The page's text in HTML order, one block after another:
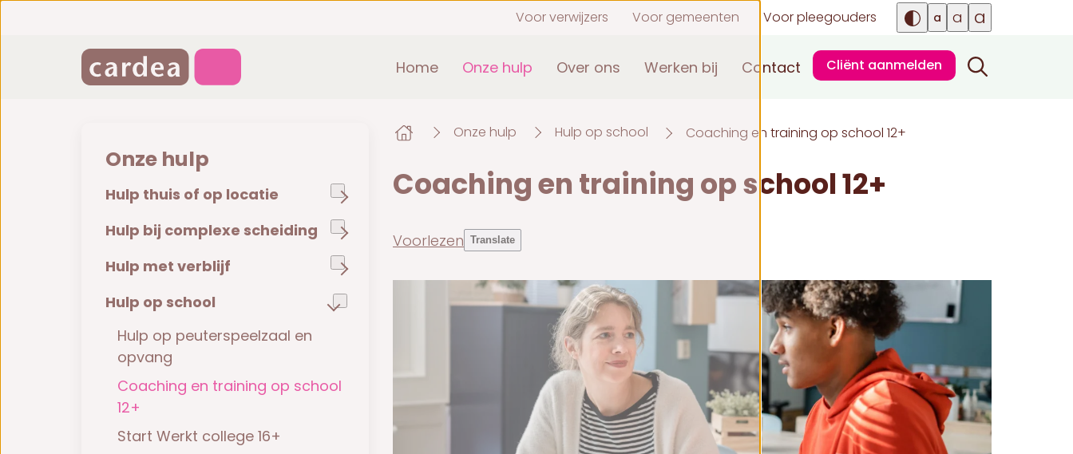
Voor verwijzers Voor gemeenten Voor pleegouders a a a
Home Onze hulp Over ons Werken bij Contact Cliënt aanmelden
Onze hulp
Hulp thuis of op locatie
Hulp bij complexe scheiding
Hulp met verblijf
Hulp op school
Hulp op peuterspeelzaal en
opvang
Coaching en training op school
12+
Start Werkt college 16+
Onze hulp Hulp op school Coaching en training op school 12+
Coaching en training op school 12+
Voorlezen Translate